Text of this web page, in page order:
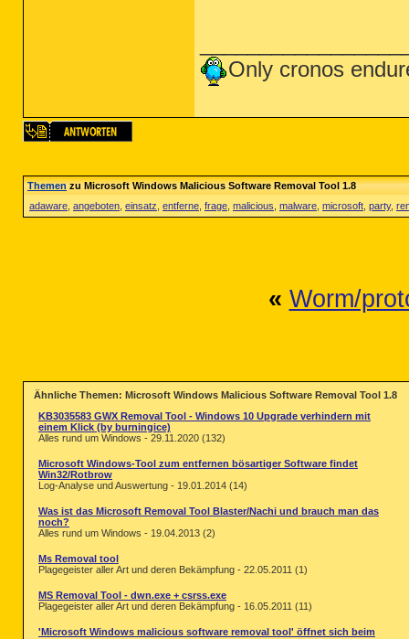
Only cronos
Themenzu Microsoft Windows Malicious Software Removal Tool 1.8
adaware angeboten einsatz entferne frage malicious malware microsoft party,
« Worm/
Ähnliche Themen: Microsoft Windows Malicious Software Removal Tool 1.8
KB3035583 GWX Removal Tool - Windows 10 Upgrade verhindern mit
einem Klick (by burningice)
Alles rund um Windows - 29.11.2020 (132)
Microsoft Windows-Tool zum entfernen bösartiger Software findet
Win32/Rotbrow
Log-Analyse und Auswertung - 19.01.2014 (14)
Was ist das Microsoft Removal Tool Blaster/Nachi und brauch man das
noch?
Alles rund um Windows - 19.04.2013 (2)
Ms Removal tool
Plagegeister aller Art und deren Bekämpfung - 22.05.2011 (1)
MS Removal Tool - dwn.exe + csrss.exe
Plagegeister aller Art und deren Bekämpfung - 16.05.2011 (11)
'Microsoft Windows malicious software removal tool' öffnet sich beim